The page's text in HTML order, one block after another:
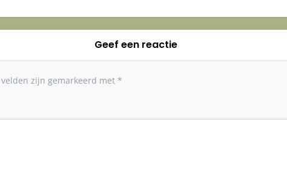
Geef een reactie
zijn gemarkeerd met *